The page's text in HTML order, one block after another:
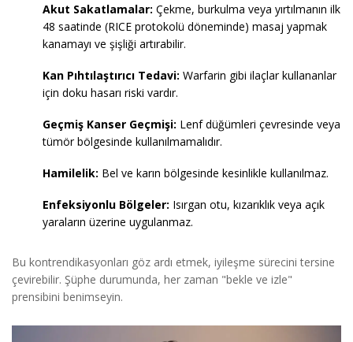
Akut Sakatlamalar: Çekme, burkulma veya yırtılmanın ilk
48 saatinde (RICE protokolü döneminde) masaj yapmak
kanamayı ve şişliği artırabilir.
Kan Pıhtılaştırıcı Tedavi: Warfarin gibi ilaçlar kullananlar
için doku hasarı riski vardır.
Geçmiş Kanser Geçmişi: Lenf düğümleri çevresinde veya
tümör bölgesinde kullanılmamalıdır.
Hamilelik: Bel ve karın bölgesinde kesinlikle kullanılmaz.
Enfeksiyonlu Bölgeler: Isırgan otu, kızarıklık veya açık
yaraların üzerine uygulanmaz.
Bu kontrendikasyonları göz ardı etmek, iyileşme sürecini tersine
çevirebilir. Şüphe durumunda, her zaman "bekle ve izle"
prensibini benimseyin.